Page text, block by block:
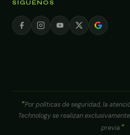
SÍGUENOS
Por políticas de seguridad, la
Technology se realizan
previa.